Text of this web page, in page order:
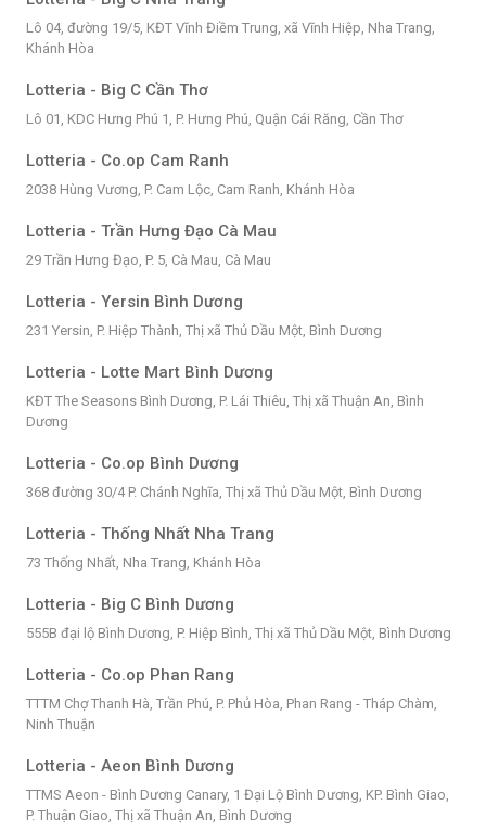
Lô 04, đường 19/5, KĐT Vĩnh Điềm Trung, xã Vĩnh Hiệp, Nha Trang,
Khánh Hòa
Lotteria - Big C Cần Thơ
Lô 01, KDC Hưng Phú 1, P. Hưng Phú, Quận Cái Răng, Cần Thơ
Lotteria - Co.op Cam Ranh
2038 Hùng Vương, P. Cam Lộc, Cam Ranh, Khánh Hòa
Lotteria - Trần Hưng Đạo Cà Mau
29 Trần Hưng Đạo, P. 5, Cà Mau, Cà Mau
Lotteria - Yersin Bình Dương
231 Yersin, P. Hiệp Thành, Thị xã Thủ Dầu Một, Bình Dương
Lotteria - Lotte Mart Bình Dương
KĐT The Seasons Bình Dương, P. Lái Thiêu, Thị xã Thuận An, Bình
Dương
Lotteria - Co.op Bình Dương
368 đường 30/4 P. Chánh Nghĩa, Thị xã Thủ Dầu Một, Bình Dương
Lotteria - Thống Nhất Nha Trang
73 Thống Nhất, Nha Trang, Khánh Hòa
Lotteria - Big C Bình Dương
555B đại lộ Bình Dương, P. Hiệp Bình, Thị xã Thủ Dầu Một, Bình Dương
Lotteria - Co.op Phan Rang
TTTM Chợ Thanh Hà, Trần Phú, P. Phủ Hòa, Phan Rang - Tháp Chàm,
Ninh Thuận
Lotteria - Aeon Bình Dương
TTMS Aeon - Bình Dương Canary, 1 Đại Lộ Bình Dương, KP. Bình Giao,
P. Thuận Giao, Thị xã Thuận An, Bình Dương